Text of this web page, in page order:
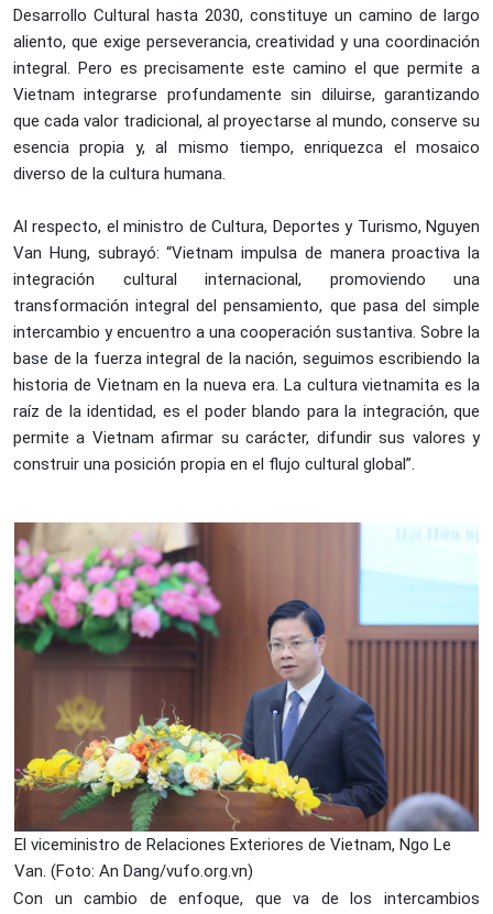
Desarrollo Cultural hasta 2030, constituye un camino de largo
aliento, que exige perseverancia, creatividad y una coordinación
integral. Pero es precisamente este camino el que permite a
Vietnam integrarse profundamente sin diluirse, garantizando
que cada valor tradicional, al proyectarse al mundo, conserve su
esencia propia y, al mismo tiempo, enriquezca el mosaico
diverso de la cultura humana.
Al respecto, el ministro de Cultura, Deportes y Turismo, Nguyen
Van Hung, subrayó: “Vietnam impulsa de manera proactiva la
integración cultural internacional, promoviendo una
transformación integral del pensamiento, que pasa del simple
intercambio y encuentro a una cooperación sustantiva. Sobre la
base de la fuerza integral de la nación, seguimos escribiendo la
historia de Vietnam en la nueva era. La cultura vietnamita es la
raíz de la identidad, es el poder blando para la integración, que
permite a Vietnam afirmar su carácter, difundir sus valores y
construir una posición propia en el flujo cultural global”.
El viceministro de Relaciones Exteriores de Vietnam, Ngo Le
Van. (Foto: An Dang/vufo.org.vn)
Con un cambio de enfoque, que va de los intercambios